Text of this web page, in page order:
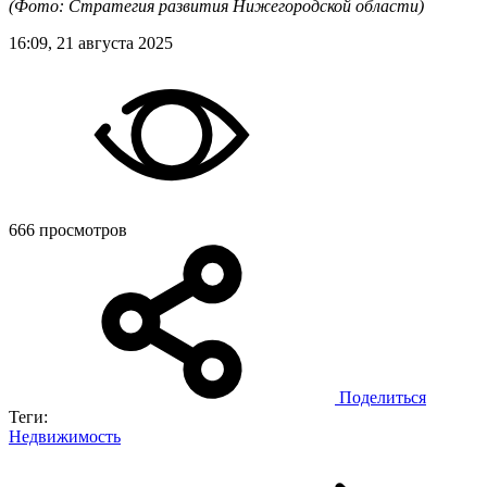
(Фото: Стратегия развития Нижегородской области)
16:09, 21 августа 2025
666 просмотров
Поделиться
Теги:
Недвижимость